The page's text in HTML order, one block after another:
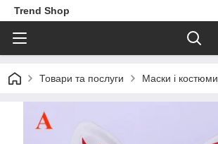
Trend Shop
Товари та послуги Маски і костюми